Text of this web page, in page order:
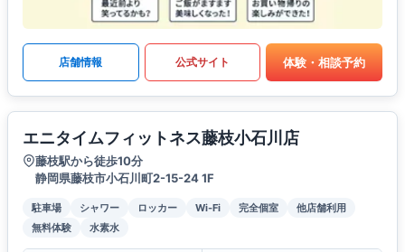
店舗情報 公式サイト 体験・相談予約
エニタイムフィットネス藤枝小石川店
藤枝駅から徒歩10分
静岡県藤枝市小石川町2-15-24 1F
駐車場 シャワー ロッカー Wi-Fi 完全個室
他店舗利用
無料体験
水素水